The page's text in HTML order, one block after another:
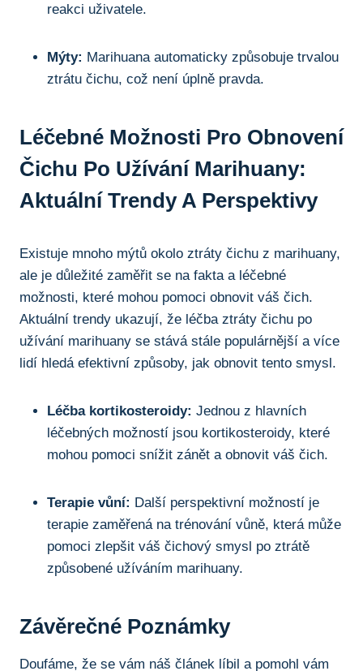
reakci uživatele.
Mýty: Marihuana ⁢automaticky způsobuje‍ trvalou ​
ztrátu⁤ čichu, což není úplně pravda.
Léčebné Možnosti Pro Obnovení
Čichu Po Užívání ‍marihuany:
Aktuální Trendy A​ Perspektivy
Existuje ⁢mnoho ‍mýtů okolo⁣ ztráty čichu z marihuany,
ale je ​důležité zaměřit se na ⁤fakta a léčebné
‍možnosti, které ‌mohou pomoci obnovit ​váš⁤ čich.
Aktuální⁢ trendy​ ukazují, že léčba ztráty‍ čichu po
užívání marihuany se stává stále populárnější a⁤ více
lidí hledá ‍efektivní způsoby, jak obnovit⁣ tento smysl.
Léčba kortikosteroidy: Jednou ‌z hlavních
⁢léčebných možností⁤ jsou kortikosteroidy,‌ které
mohou​ pomoci ⁢snížit ⁢zánět​ a obnovit váš čich.
Terapie⁢ vůní: Další perspektivní možností je​
terapie zaměřená na ⁣trénování vůně, která může
pomoci zlepšit‌ váš⁣ čichový ‌smysl‍ po ztrátě
způsobené užíváním marihuany.
Závěrečné Poznámky
Doufáme,⁤ že ​se vám náš článek líbil a pomohl vám